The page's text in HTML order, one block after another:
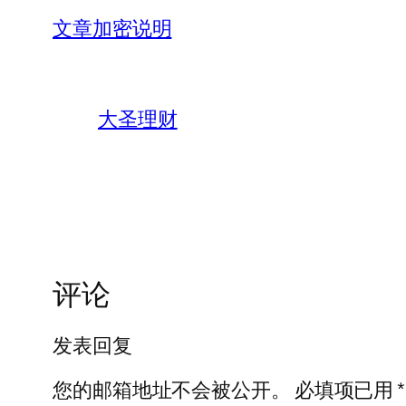
文章加密说明
大圣理财
评论
发表回复
您的邮箱地址不会被公开。
必填项已用*